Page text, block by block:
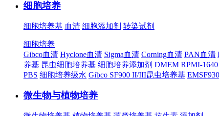
细胞培养
细胞培养基 血清 细胞添加剂 转染试剂
细胞培养
Gibco血清 Hyclone血清 Sigma血清 Corning血清 PAN血清
养基 昆虫细胞培养基 细胞培养添加剂 DMEM RPMI-1640
PBS 细胞培养级水 Gibco SF900 II/III昆虫培养基
微生物与植物培养